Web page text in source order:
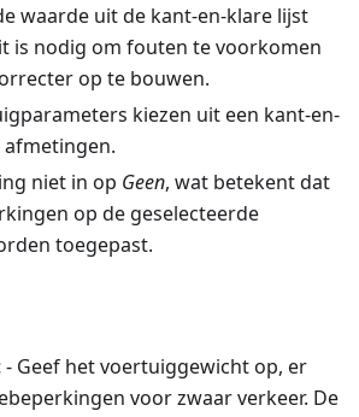
waarde uit de kant-en-klare lijst
is nodig om fouten te voorkomen
op te bouwen.
kiezen uit een kant-en-
niet in op Geen, wat betekent dat
op de geselecteerde
toegepast.
- Geef het voertuiggewicht op, er
voor zwaar verkeer. De